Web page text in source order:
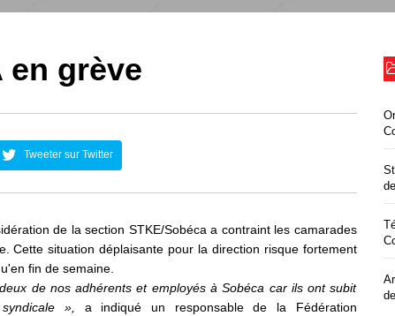
en grève
Tweeter sur Twitter
de la section STKE/Sobéca a contraint les camarades
Cette situation déplaisante pour la direction risque fortement
fin de semaine.
de nos adhérents et employés à Sobéca car ils ont subit
», a indiqué un responsable de la Fédération